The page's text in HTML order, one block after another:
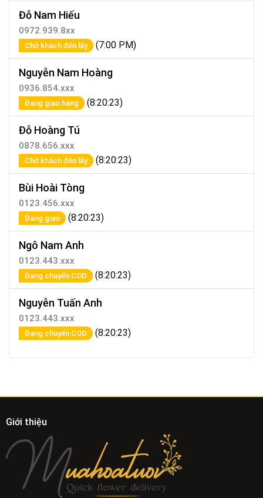
Đỗ Nam Hiếu
0972.939.8xx
Chờ khách đến lấy (7:00 PM)
Nguyễn Nam Hoàng
0936.854.xxx
Đang giao hàng (8:20:23)
Đỗ Hoàng Tú
0878.656.xxx
Chờ khách đến lấy (8:20:23)
Bùi Hoài Tòng
0123.456.xxx
Đang giao (8:20:23)
Ngô Nam Anh
0123.443.xxx
Đang chuyển COD (8:20:23)
Nguyễn Tuấn Anh
0123.443.xxx
Đang chuyển COD (8:20:23)
Giới thiệu